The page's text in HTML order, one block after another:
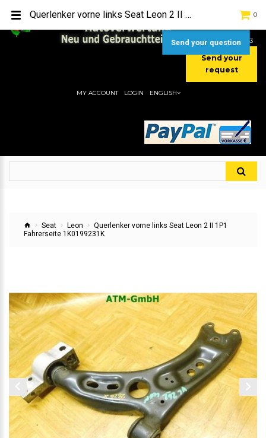
[+49] (0) 2232-5205
[+49] (0) 177 / 4080033
Send your
request
0
MY ACCOUNT LOGIN ENGLISH
Seat Leon
Querlenker vorne links Seat Leon 2 II 1P1
Fahrerseite 1K0199231K
Querlenker vorne links Seat Leon 2 II 1P1 Fahrerseite 1K0199231K
Send your question